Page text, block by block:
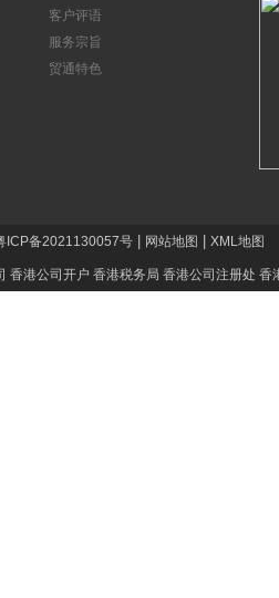
客户评语
服务宗旨
贸通特色
ICP备2021130057号 网站地图 XML地图
香港公司开户 香港税务局 香港公司注册处 香